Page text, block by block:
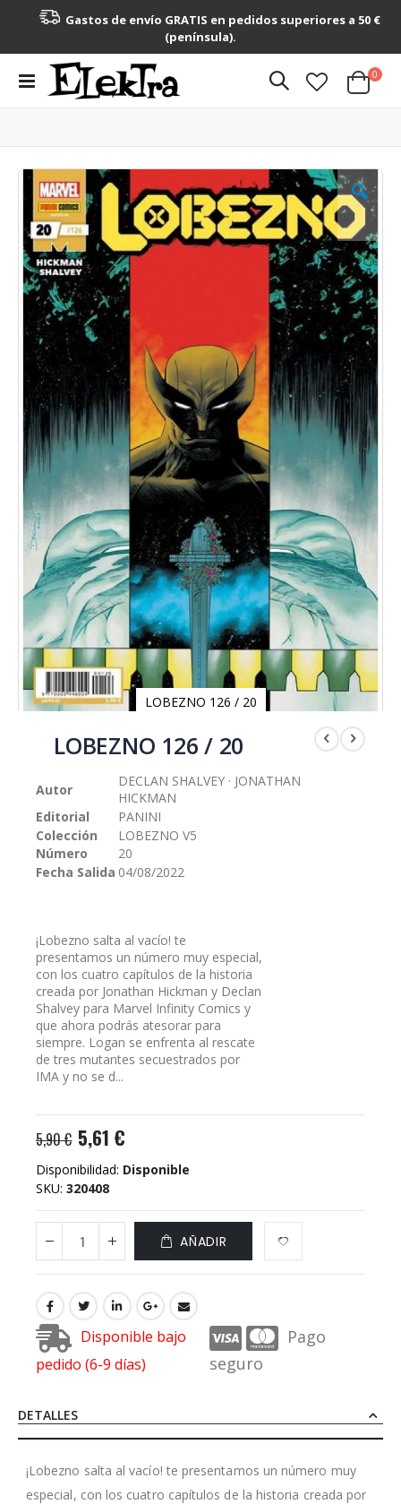
Gastos de envío GRATIS en pedidos superiores a 50 €
(península).
Toggle
Nav
Cart
0
Saltar
final
de
la
galería
de
imágenes
LOBEZNO 126 / 20
comienzo
imágenes
LOBEZNO 126 / 20
Autor
DECLAN SHALVEY · JONATHAN
HICKMAN
Editorial
PANINI
Colección
LOBEZNO V5
Número
20
Fecha Salida 04/08/2022
¡Lobezno salta al vacío! te
presentamos un número muy especial,
con los cuatro capítulos de la historia
creada por Jonathan Hickman y Declan
Shalvey para Marvel Infinity Comics y
que ahora podrás atesorar para
siempre. Logan se enfrenta al rescate
de tres mutantes secuestrados por
IMA y no se d...
5,90 € 5,61 €
Disponibilidad: Disponible
SKU 320408
AÑADIR
Disponible bajo
pedido (6-9 días)
Pago
seguro
DETALLES
¡Lobezno salta al vacío! te presentamos un número muy
especial, con los cuatro capítulos de la historia creada por